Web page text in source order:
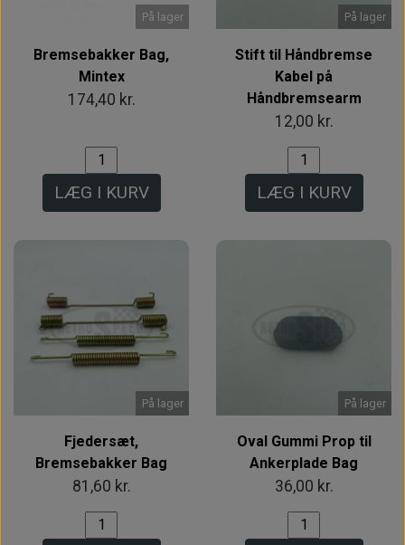
På lager
Bremsebakker Bag,
Mintex
174,40 kr.
LÆG I KURV
På lager
Stift til Håndbremse
Kabel på
Håndbremsearm
12,00 kr.
LÆG I KURV
På lager
Fjedersæt,
Bremsebakker Bag
81,60 kr.
På lager
Oval Gummi Prop til
Ankerplade Bag
36,00 kr.